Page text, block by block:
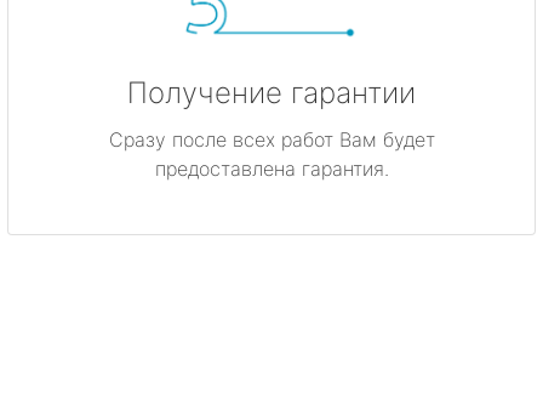
Получение гарантии
Сразу после всех работ Вам будет
предоставлена гарантия.